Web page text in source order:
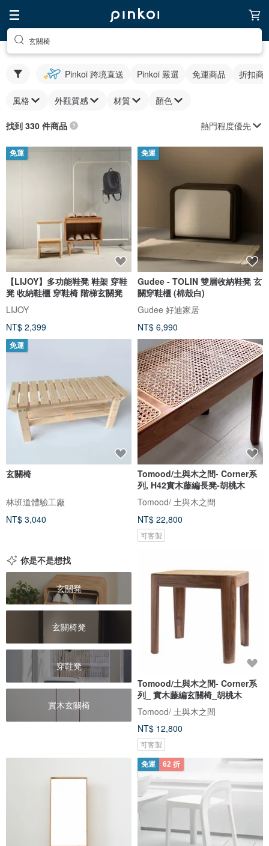
玄關椅
Pinkoi 跨境直送 Pinkoi 嚴選 免運商品 折扣商
風格 外觀質感 材質 顏色
找到 330 件商品 熱門程度優先
免運
【LIJOY】多功能鞋凳 鞋架 穿鞋
凳 收納鞋櫃 穿鞋椅 階梯玄關凳
LIJOY
NT$ 2,399
免運
Gudee - TOLIN 雙層收納鞋凳 玄
關穿鞋櫃 (棉殼白)
Gudee 好迪家居
NT$ 6,990
免運
玄關椅
林班道體驗工廠
NT$ 3,040
Tomood/土與木之間- Corner系
列, H42實木藤編長凳-胡桃木
Tomood/ 土與木之間
NT$ 22,800
可客製
你是不是想找
玄關凳
玄關椅凳
穿鞋凳
實木玄關椅
Tomood/土與木之間- Corner系
列_ 實木藤編玄關椅_胡桃木
Tomood/ 土與木之間
NT$ 12,800
可客製
免運 62 折